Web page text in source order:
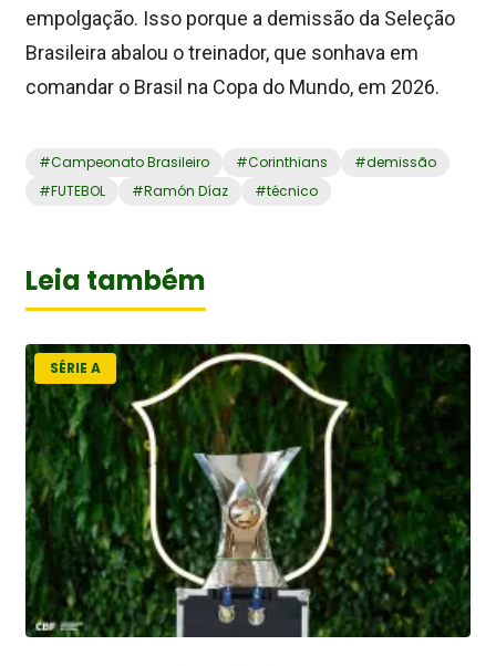
empolgação. Isso porque a demissão da Seleção
Brasileira abalou o treinador, que sonhava em
comandar o Brasil na Copa do Mundo, em 2026.
#Campeonato Brasileiro #Corinthians #demissão
#FUTEBOL #Ramón Díaz #técnico
Leia também
SÉRIE A